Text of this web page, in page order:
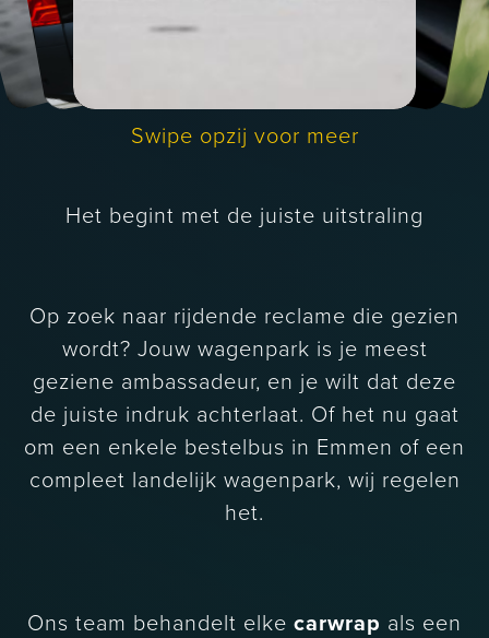
Branding en
Swipe opzij voor meer
Het begint met de juiste uitstraling
Op zoek naar rijdende reclame die gezien
wordt? Jouw wagenpark is je meest
geziene ambassadeur, en je wilt dat deze
de juiste indruk achterlaat. Of het nu gaat
om een enkele bestelbus in Emmen of een
compleet landelijk wagenpark, wij regelen
het.
Ons team behandelt elke carwrap als een